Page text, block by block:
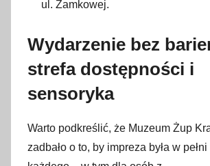
ul. Zamkowej.
Wydarzenie bez
strefa dostępności i
sensoryka
Warto podkreślić, że Muzeum Żup
zadbało o to, by impreza była w